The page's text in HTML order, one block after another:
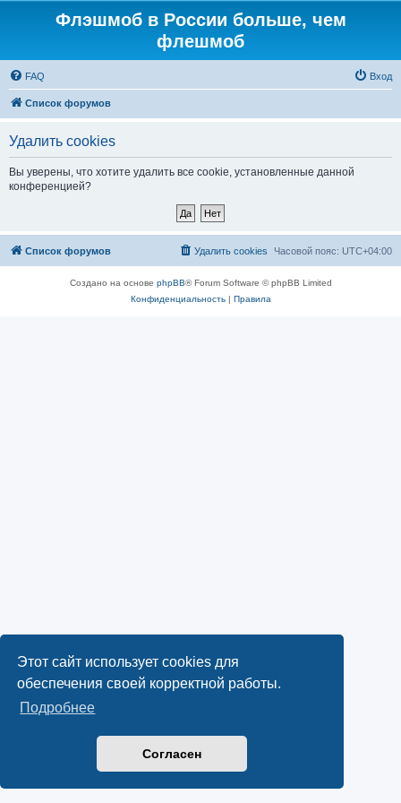
Этот сайт использует cookies для
обеспечения своей корректной работы.
Подробнее
Согласен
Флэшмоб в России больше, чем
флешмоб
FAQ Вход
Список форумов
Удалить cookies
Вы уверены, что хотите удалить все cookie, установленные данной
конференцией?
Список форумов Часовой пояс: UTC+04:00
Удалить cookies
Создано на основе phpBB® Forum Software © phpBB Limited
Конфиденциальность| Правила